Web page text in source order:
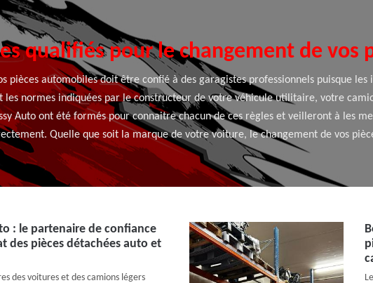
qualifiés pour le changement de vos
pièces automobiles doit être confié à des garagistes professionnels puisque
normes indiquées par le constructeur de votre véhicule utilitaire, votre
Auto ont été formés pour connaitre chacun de ces règles et veilleront à les
Quelle que soit la marque de votre voiture, le changement de vos
: le partenaire de confiance
des pièces détachées auto et
des voitures et des camions légers